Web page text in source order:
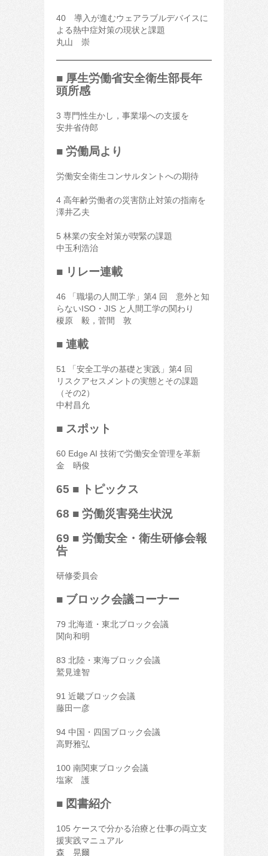
40 導入が進むウェアラブルデバイスに
よる熱中症対策の現状と課題
丸山 崇
■ 厚生労働省安全衛生部長年
頭所感
3 専門性生かし，事業場への支援を
安井省侍郎
■ 労働局より
労働安全衛生コンサルタントへの期待
4 高年齢労働者の災害防止対策の指南を
澤井乙夫
5 林業の安全対策が喫緊の課題
中玉利浩治
■ リレー連載
46 「職場の人間工学」第4 回 意外と知
らないISO・JIS と人間工学の関わり
榎原 毅，菅間 敦
■ 連載
51 「安全工学の基礎と実践」第4 回
リスクアセスメントの実態とその課題
（その2）
中村昌允
■ スポット
60 Edge AI 技術で労働安全管理を革新
金 昞俊
65 ■ トピックス
68 ■ 労働災害発生状況
69 ■ 労働安全・衛生研修会報
告
研修委員会
■ ブロック会議コーナー
79 北海道・東北ブロック会議
関向和明
83 北陸・東海ブロック会議
鷲見達智
91 近畿ブロック会議
藤田一彦
94 中国・四国ブロック会議
高野雅弘
100 南関東ブロック会議
塩家 護
■ 図書紹介
105 ケースで分かる治療と仕事の両立支
援実践マニュアル
森 晃爾